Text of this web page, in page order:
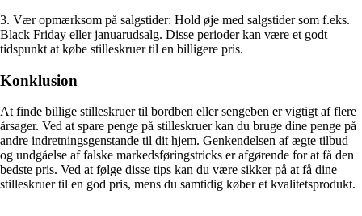
3. Vær opmærksom på salgstider: Hold øje med salgstider som f.eks.
Black Friday eller januarudsalg. Disse perioder kan være et godt
tidspunkt at købe stilleskruer til en billigere pris.
Konklusion
At finde billige stilleskruer til bordben eller sengeben er vigtigt af flere
årsager. Ved at spare penge på stilleskruer kan du bruge dine penge på
andre indretningsgenstande til dit hjem. Genkendelsen af ægte tilbud
og undgåelse af falske markedsføringstricks er afgørende for at få den
bedste pris. Ved at følge disse tips kan du være sikker på at få dine
stilleskruer til en god pris, mens du samtidig køber et kvalitetsprodukt.